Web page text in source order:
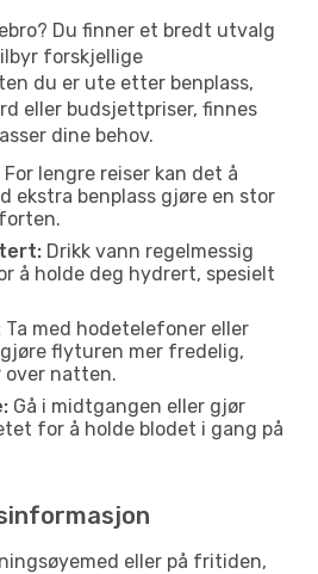
Du finner et bredt utvalg
forskjellige
du er ute etter benplass,
eller budsjettpriser, finnes
dine behov.
For lengre reiser kan det å
ekstra benplass gjøre en stor
Drikk vann regelmessig
å holde deg hydrert, spesielt
Ta med hodetelefoner eller
flyturen mer fredelig,
over natten.
Gå i midtgangen eller gjør
for å holde blodet i gang på
eller på fritiden,